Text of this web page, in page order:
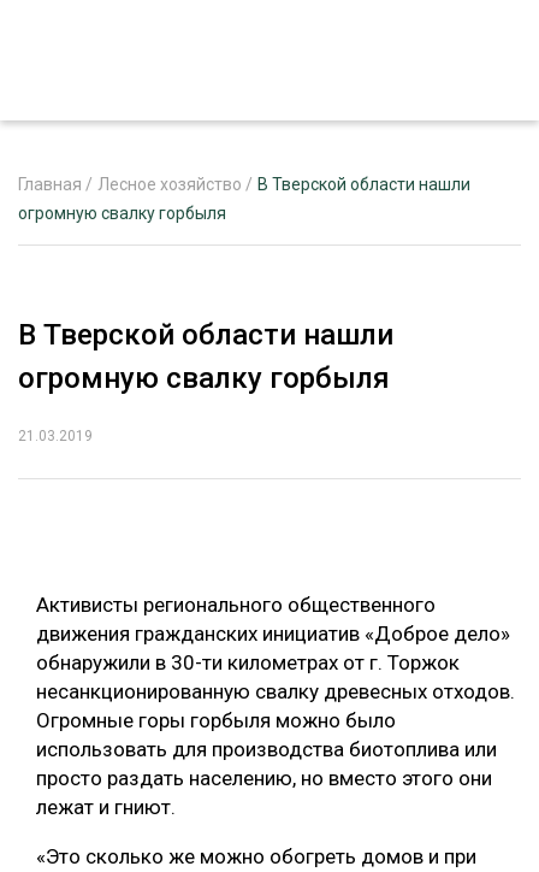
РЕКЛАМОДАТЕЛЯМ
ЛЕСНОЕ ХОЗЯЙСТВО
ЦИФРОВАЯ СРЕДА
БИОЭНЕРГЕТИКА
ЛЕСОВОССТАНОВЛЕНИЕ И ЗАЩИТА
ЛОГИСТИКА
ПРОИЗВОДСТВО ДРЕВЕСНЫХ ПЛИТ
ТЕМАТИЧЕСКИЕ ПРОЕКТЫ
Главная / Лесное хозяйство / В Тверской области нашли
огромную свалку горбыля
В Тверской области нашли
огромную свалку горбыля
21.03.2019
Активисты регионального общественного
движения гражданских инициатив «Доброе дело»
обнаружили в 30-ти километрах от г. Торжок
несанкционированную свалку древесных отходов.
Огромные горы горбыля можно было
использовать для производства биотоплива или
просто раздать населению, но вместо этого они
лежат и гниют.
«Это сколько же можно обогреть домов и при